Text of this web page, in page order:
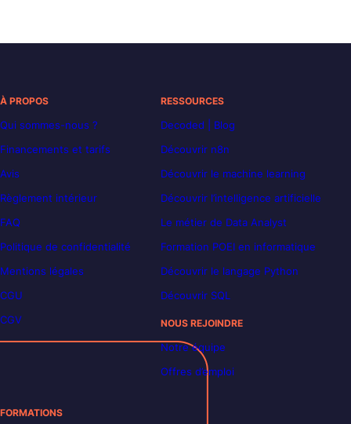
À PROPOS
Qui sommes-nous ?
Financements et tarifs
Avis
Règlement intérieur
FAQ
Politique de confidentialité
Mentions légales
CGU
CGV
RESSOURCES
Decoded | Blog
Découvrir n8n
Découvrir le machine learning
Découvrir l’intelligence artificielle
Le métier de Data Analyst
Formation POEI en informatique
Découvrir le langage Python
Découvrir SQL
NOUS REJOINDRE
Notre équipe
Offres d’emploi
FORMATIONS